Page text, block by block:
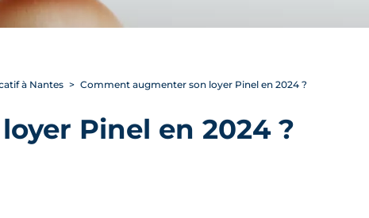
à Nantes Comment augmenter son loyer Pinel en 2024 ?
Pinel en 2024 ?